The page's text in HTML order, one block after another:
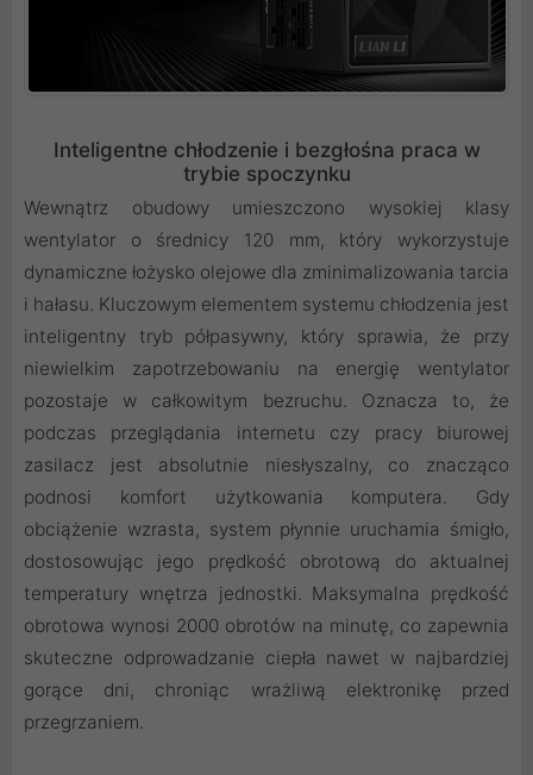
Inteligentne chłodzenie i bezgłośna praca w
trybie spoczynku
Wewnątrz obudowy umieszczono wysokiej klasy
wentylator o średnicy 120 mm, który wykorzystuje
dynamiczne łożysko olejowe dla zminimalizowania tarcia
i hałasu. Kluczowym elementem systemu chłodzenia jest
inteligentny tryb półpasywny, który sprawia, że przy
niewielkim zapotrzebowaniu na energię wentylator
pozostaje w całkowitym bezruchu. Oznacza to, że
podczas przeglądania internetu czy pracy biurowej
zasilacz jest absolutnie niesłyszalny, co znacząco
podnosi komfort użytkowania komputera. Gdy
obciążenie wzrasta, system płynnie uruchamia śmigło,
dostosowując jego prędkość obrotową do aktualnej
temperatury wnętrza jednostki. Maksymalna prędkość
obrotowa wynosi 2000 obrotów na minutę, co zapewnia
skuteczne odprowadzanie ciepła nawet w najbardziej
gorące dni, chroniąc wrażliwą elektronikę przed
przegrzaniem.